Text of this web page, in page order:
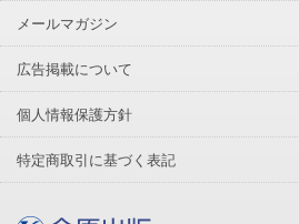
メールマガジン
広告掲載について
個人情報保護方針
特定商取引に基づく表記